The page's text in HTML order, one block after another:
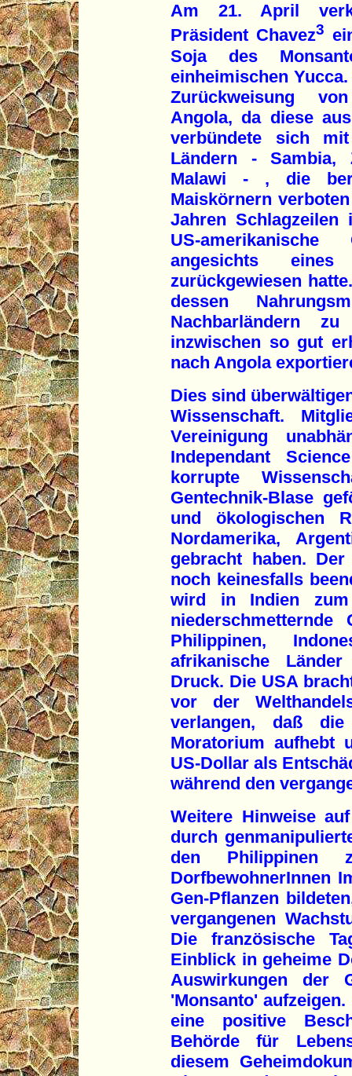
Am 21. April
Präsident Chavez3
Soja des
einheimischen
Zurückweisung
Angola, da diese
verbündete sich
Ländern - Sambia,
Malawi - , die
Maiskörnern
Jahren
US-amerikanische
angesichts eines
zurückgewiesen
dessen
Nachbarländern
inzwischen so gut
nach Angola
Dies sind
Wissenschaft.
Vereinigung
Independant
korrupte
Gentechnik-Blase
und ökologischen
Nordamerika,
gebracht haben.
noch keinesfalls
wird in Indien zum
niederschmetternde
Philippinen,
afrikanische
Druck. Die USA
vor der
verlangen, daß
Moratorium aufhebt
US-Dollar als
während den
Weitere Hinweise
durch
den Philippinen
DorfbewohnerInnen
Gen-Pflanzen
vergangenen
Die französische
Einblick in geheime
Auswirkungen der
'Monsanto'
eine positive
Behörde für
diesem